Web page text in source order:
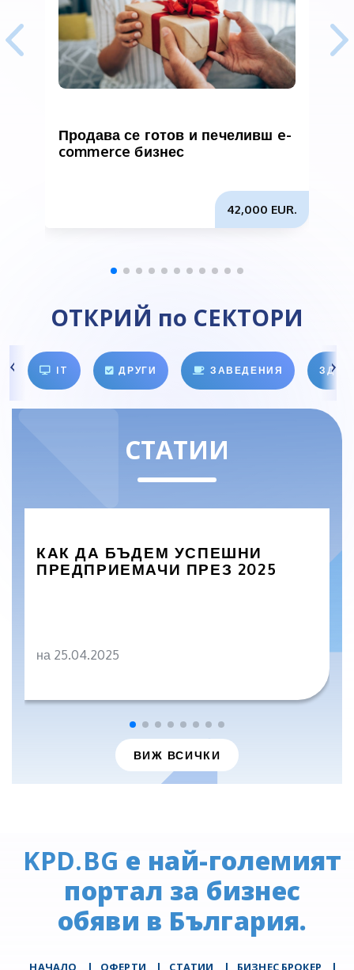
Продава се готов и печеливш e-
commerce бизнес
42,000 EUR.
ОТКРИЙ по СЕКТОРИ
IT ДРУГИ ЗАВЕДЕНИЯ
СТАТИИ
КАК ДА БЪДЕМ УСПЕШНИ
ПРЕДПРИЕМАЧИ ПРЕЗ 2025
на 25.04.2025
ВИЖ ВСИЧКИ
KPD.BG е най-големият
портал за бизнес
обяви в България.
НАЧАЛО | ОФЕРТИ | СТАТИИ | БИЗНЕС БРОКЕР |